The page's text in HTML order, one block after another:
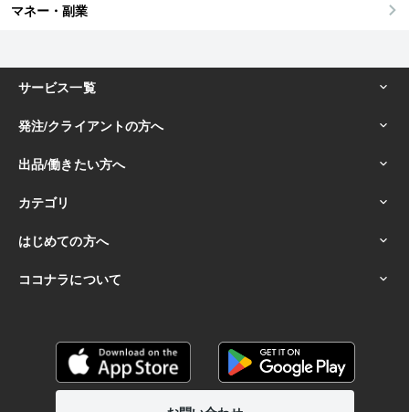
マネー・副業